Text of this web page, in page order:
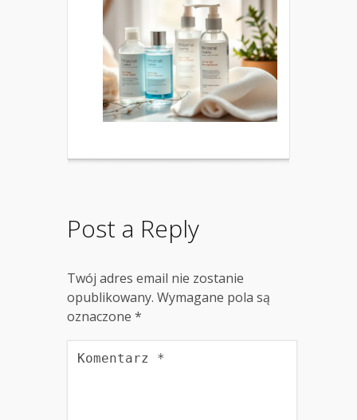
Post a Reply
Twój adres email nie zostanie
opublikowany. Wymagane pola są
oznaczone *